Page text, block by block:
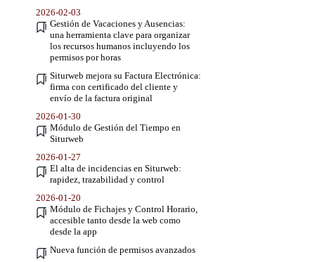
2026-02-03
Gestión de Vacaciones y Ausencias:
una herramienta clave para organizar
los recursos humanos incluyendo los
permisos por horas
Siturweb mejora su Factura Electrónica:
firma con certificado del cliente y
envío de la factura original
2026-01-30
Módulo de Gestión del Tiempo en
Siturweb
2026-01-27
El alta de incidencias en Siturweb:
rapidez, trazabilidad y control
2026-01-20
Módulo de Fichajes y Control Horario,
accesible tanto desde la web como
desde la app
Nueva función de permisos avanzados